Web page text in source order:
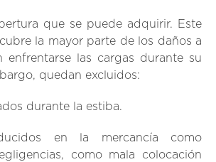
que se puede adquirir. Este
la mayor parte de los daños a
enfrentarse las cargas durante su
quedan excluidos:
durante la estiba.
en la mercancía como
como mala colocación